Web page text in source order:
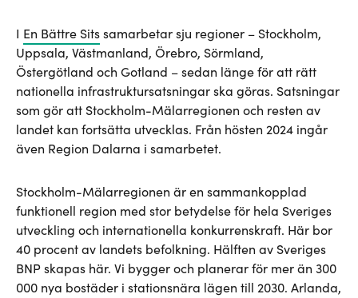
I En Bättre Sits samarbetar sju regioner – Stockholm,
Uppsala, Västmanland, Örebro, Sörmland,
Östergötland och Gotland – sedan länge för att rätt
nationella infrastruktursatsningar ska göras. Satsningar
som gör att Stockholm-Mälarregionen och resten av
landet kan fortsätta utvecklas. Från hösten 2024 ingår
även Region Dalarna i samarbetet.
Stockholm-Mälarregionen är en sammankopplad
funktionell region med stor betydelse för hela Sveriges
utveckling och internationella konkurrenskraft. Här bor
40 procent av landets befolkning. Hälften av Sveriges
BNP skapas här. Vi bygger och planerar för mer än 300
000 nya bostäder i stationsnära lägen till 2030. Arlanda,